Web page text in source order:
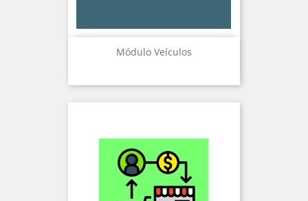
Módulo Veículos